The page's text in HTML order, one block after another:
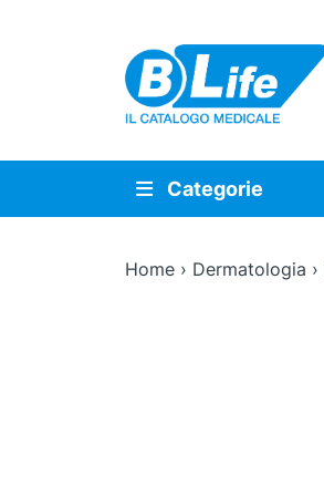
Vai al contenuto principale
Categorie
Home› Dermatologia ›